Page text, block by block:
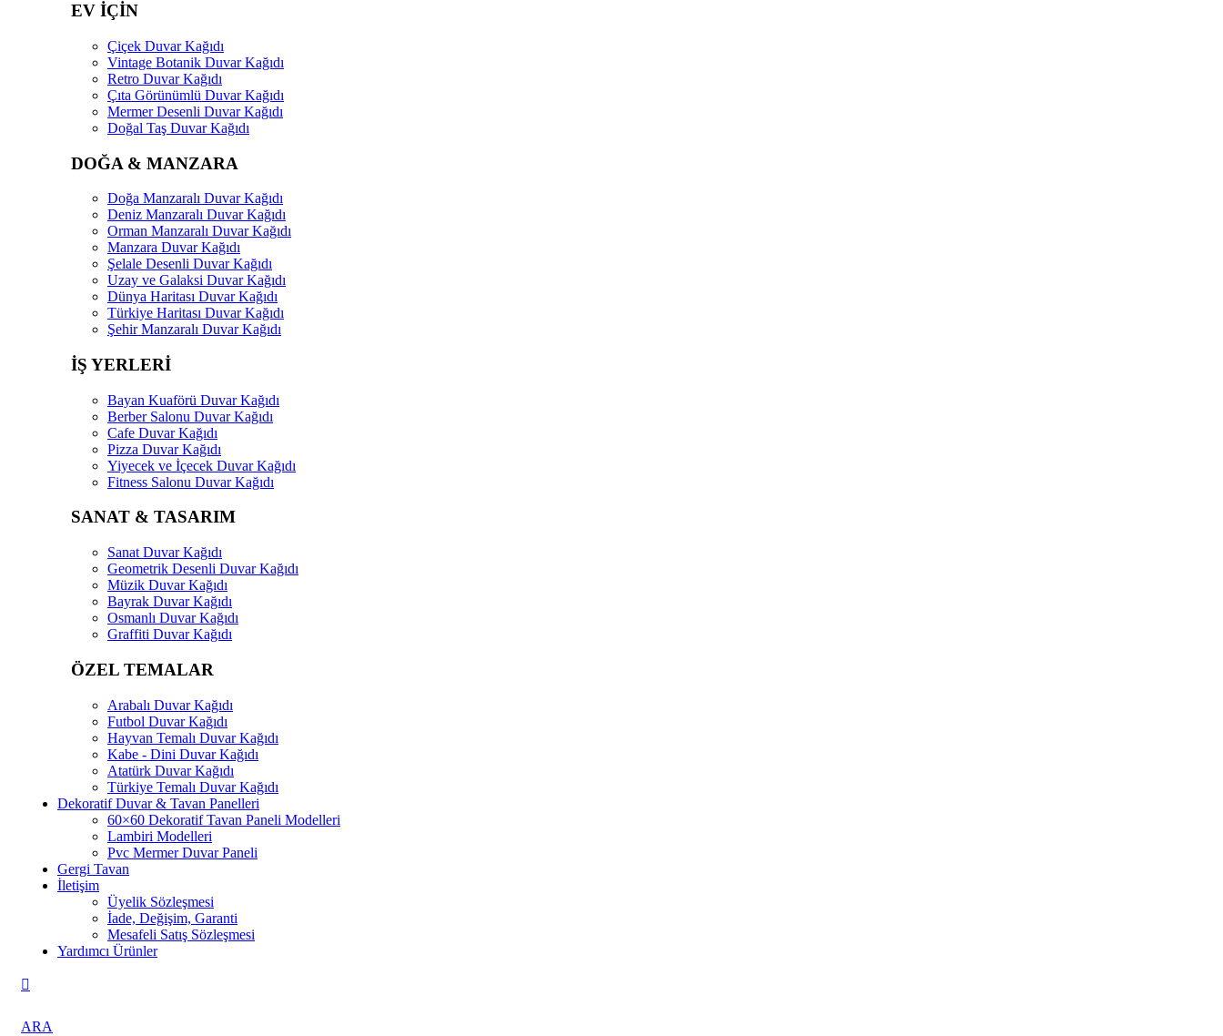
EV İÇİN
Çiçek Duvar Kağıdı
Vintage Botanik Duvar Kağıdı
Retro Duvar Kağıdı
Çıta Görünümlü Duvar Kağıdı
Mermer Desenli Duvar Kağıdı
Doğal Taş Duvar Kağıdı
DOĞA & MANZARA
Doğa Manzaralı Duvar Kağıdı
Deniz Manzaralı Duvar Kağıdı
Orman Manzaralı Duvar Kağıdı
Manzara Duvar Kağıdı
Şelale Desenli Duvar Kağıdı
Uzay ve Galaksi Duvar Kağıdı
Dünya Haritası Duvar Kağıdı
Türkiye Haritası Duvar Kağıdı
Şehir Manzaralı Duvar Kağıdı
İŞ YERLERİ
Bayan Kuaförü Duvar Kağıdı
Berber Salonu Duvar Kağıdı
Cafe Duvar Kağıdı
Pizza Duvar Kağıdı
Yiyecek ve İçecek Duvar Kağıdı
Fitness Salonu Duvar Kağıdı
SANAT & TASARIM
Sanat Duvar Kağıdı
Geometrik Desenli Duvar Kağıdı
Müzik Duvar Kağıdı
Bayrak Duvar Kağıdı
Osmanlı Duvar Kağıdı
Graffiti Duvar Kağıdı
ÖZEL TEMALAR
Arabalı Duvar Kağıdı
Futbol Duvar Kağıdı
Hayvan Temalı Duvar Kağıdı
Kabe - Dini Duvar Kağıdı
Atatürk Duvar Kağıdı
Türkiye Temalı Duvar Kağıdı
Dekoratif Duvar & Tavan Panelleri
60×60 Dekoratif Tavan Paneli Modelleri
Lambiri Modelleri
Pvc Mermer Duvar Paneli
Gergi Tavan
İletişim
Üyelik Sözleşmesi
İade, Değişim, Garanti
Mesafeli Satış Sözleşmesi
Yardımcı Ürünler
ARA